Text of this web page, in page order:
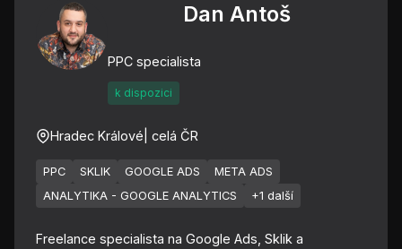
Dan Antoš
PPC specialista
k dispozici
Hradec Králové | celá ČR
PPC SKLIK GOOGLE ADS
META ADS
ANALYTIKA - GOOGLE ANALYTICS
+1 další
Freelance specialista na Google Ads, Sklik a